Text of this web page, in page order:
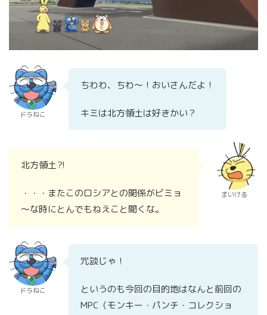
ドラねこ
ちわわ、ちわ～！おいさんだよ！
キミは北方領土は好きかい？
北方領土?!
・・・またこのロシアとの関係がビミョ
～な時にとんでもねえこと聞くな。
まいける
ドラねこ
冗談じゃ！
というのも今回の目的地はなんと前回の
MPC（モンキー・パンチ・コレクショ